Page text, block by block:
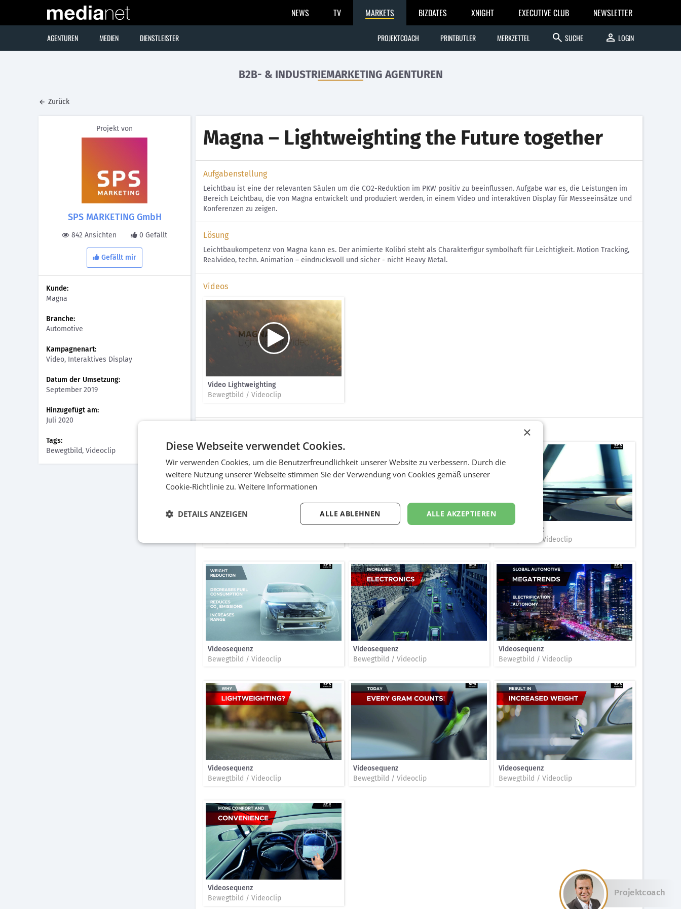
NEWS TV MARKETS BIZDATES XNIGHT EXECUTIVE CLUB NEWSLETTER
AGENTUREN MEDIEN DIENSTLEISTER PROJEKTCOACH PRINTBUTLER MERKZETTEL search SUCHE person LOGIN
B2B- & INDUSTRIEMARKETING AGENTUREN
Zurück
Projekt von
SPS MARKETING GmbH
842 Ansichten 0 Gefällt
Gefällt mir
Kunde:
Magna
Branche:
Automotive
Kampagnenart:
Video, Interaktives Display
Datum der Umsetzung:
September 2019
Hinzugefügt am:
Juli 2020
Tags:
Bewegtbild, Videoclip
Magna – Lightweighting the Future together
Aufgabenstellung
Leichtbau ist eine der relevanten Säulen um die CO2-Reduktion im PKW positiv zu beeinflussen. Aufgabe war es, die Leistungen im
Bereich Leichtbau, die von Magna entwickelt und produziert werden, in einem Video und interaktiven Display für Messeeinsätze und
Konferenzen zu zeigen.
Lösung
Leichtbaukompetenz von Magna kann es. Der animierte Kolibri steht als Charakterfigur symbolhaft für Leichtigkeit. Motion Tracking,
Realvideo, techn. Animation – eindrucksvoll und sicher - nicht Heavy Metal.
Videos
Video Lightweighting
Bewegtbild / Videoclip
Videosequenz
Bewegtbild / Videoclip
Videosequenz
Bewegtbild / Videoclip
Videosequenz
Bewegtbild / Videoclip
Videosequenz
Bewegtbild / Videoclip
Videosequenz
Bewegtbild / Videoclip
Videosequenz
Bewegtbild / Videoclip
Videosequenz
Bewegtbild / Videoclip
Videosequenz
Bewegtbild / Videoclip
×
Diese Webseite verwendet Cookies.
Wir verwenden Cookies, um die Benutzerfreundlichkeit unserer Website zu verbessern. Durch die
weitere Nutzung unserer Webseite stimmen Sie der Verwendung von Cookies gemäß unserer
Cookie-Richtlinie zu. Weitere Informationen
ALLE AKZEPTIEREN
ALLE ABLEHNEN
DETAILS ANZEIGEN
Projektcoach